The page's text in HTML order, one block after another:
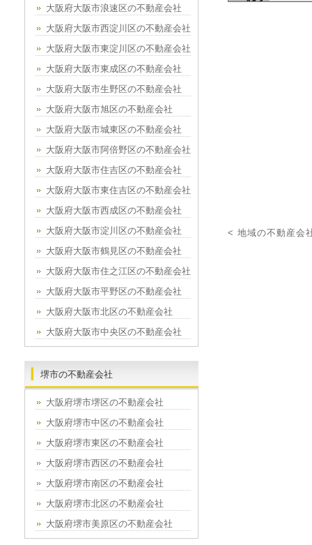
< 地域の不動産会
大阪府大阪市浪速区の不動産会社
大阪府大阪市西淀川区の不動産会社
大阪府大阪市東淀川区の不動産会社
大阪府大阪市東成区の不動産会社
大阪府大阪市生野区の不動産会社
大阪府大阪市旭区の不動産会社
大阪府大阪市城東区の不動産会社
大阪府大阪市阿倍野区の不動産会社
大阪府大阪市住吉区の不動産会社
大阪府大阪市東住吉区の不動産会社
大阪府大阪市西成区の不動産会社
大阪府大阪市淀川区の不動産会社
大阪府大阪市鶴見区の不動産会社
大阪府大阪市住之江区の不動産会社
大阪府大阪市平野区の不動産会社
大阪府大阪市北区の不動産会社
大阪府大阪市中央区の不動産会社
堺市の不動産会社
大阪府堺市堺区の不動産会社
大阪府堺市中区の不動産会社
大阪府堺市東区の不動産会社
大阪府堺市西区の不動産会社
大阪府堺市南区の不動産会社
大阪府堺市北区の不動産会社
大阪府堺市美原区の不動産会社